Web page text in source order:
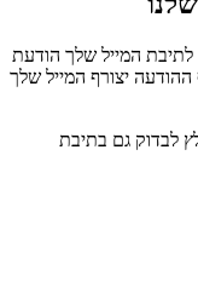
המייל שלך הודעת
יצורף המייל שלך
לבדוק גם בתיבת